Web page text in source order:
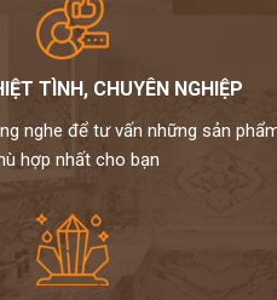
TÌNH, CHUYÊN NGHIỆP
nghe để tư vấn những sản
hợp nhất cho bạn